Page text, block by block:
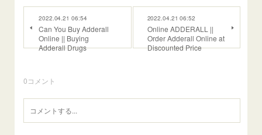
2022.04.21 06:54
Can You Buy Adderall
Online || Buying
Adderall Drugs
2022.04.21 06:52
Online ADDERALL ||
Order Adderall Online at
Discounted Price
0コメント